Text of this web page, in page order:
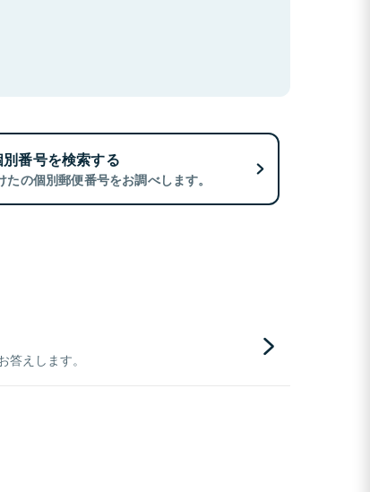
番号を検索する
たの個別郵便番号をお調べします。
えします。